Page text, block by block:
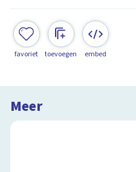
favoriet toevoegen embed
Meer